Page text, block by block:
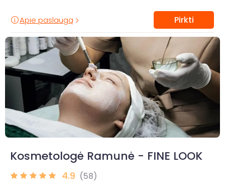
Apie paslaugą Pirkti
Kosmetologė Ramunė - FINE LOOK
4.9 (58)